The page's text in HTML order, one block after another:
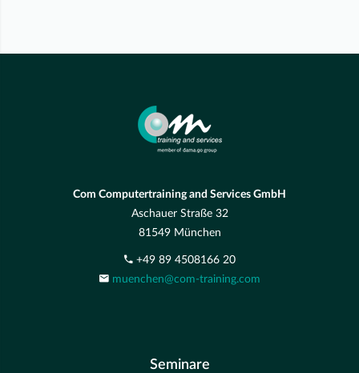
Com Computertraining and Services GmbH
Aschauer Straße 32
81549 München
+49 89 4508166 20
muenchen@com-training.com
Seminare